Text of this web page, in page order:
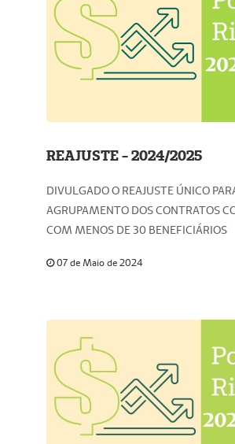
REAJUSTE - 2024/2025
DIVULGADO O REAJUSTE ÚNICO
AGRUPAMENTO DOS CONTRATOS
COM MENOS DE 30 BENEFICIÁRIOS
07 de Maio de 2024